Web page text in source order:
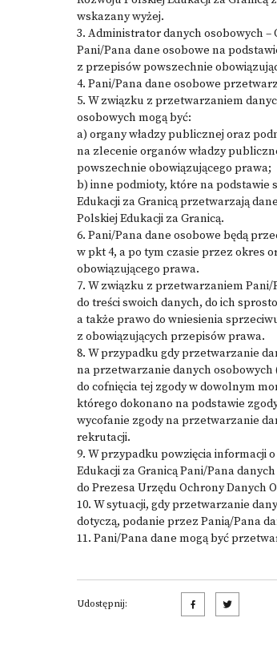
wskazany wyżej.
3. Administrator danych osobowych –
Pani/Pana dane osobowe na
z przepisów powszechnie
4. Pani/Pana dane osobowe
5. W związku z przetwarzaniem
osobowych mogą być:
a) organy władzy publicznej oraz
na zlecenie organów władzy
powszechnie obowiązującego prawa;
b) inne podmioty, które na podstawie
Edukacji za Granicą przetwarzają
Polskiej Edukacji za Granicą.
6. Pani/Pana dane osobowe będą
w pkt 4, a po tym czasie przez okres
obowiązującego prawa.
7. W związku z przetwarzaniem
do treści swoich danych, do ich
a także prawo do wniesienia
z obowiązujących przepisów prawa.
8. W przypadku gdy przetwarzanie
na przetwarzanie danych osobowych
do cofnięcia tej zgody w dowolnym
którego dokonano na podstawie
wycofanie zgody na przetwarzanie
rekrutacji.
9. W przypadku powzięcia informacji
Edukacji za Granicą Pani/Pana
do Prezesa Urzędu Ochrony Danych
10. W sytuacji, gdy przetwarzanie
dotyczą, podanie przez Panią/Pana
11. Pani/Pana dane mogą być
Udostępnij: